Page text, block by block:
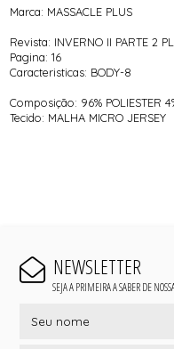
Marca: MASSACLE PLUS
Revista: INVERNO II PARTE 2
Pagina: 16
Caracteristicas: BODY-8
Composição: 96% POLIESTER
Tecido: MALHA MICRO JERSEY
NEWSLETTER
SEJA A PRIMEIRA A SABER DE